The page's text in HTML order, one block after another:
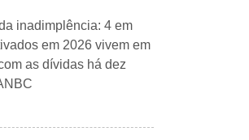
inadimplência: 4 em
em 2026 vivem em
as dívidas há dez